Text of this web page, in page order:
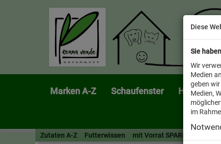
Marken A-Z Schaufenster Heimtier
Zutaten A-Z Futterwissen mit Vorrat SPAREN
Diese
Sie
Wir
Medien
geben
Medien,
im